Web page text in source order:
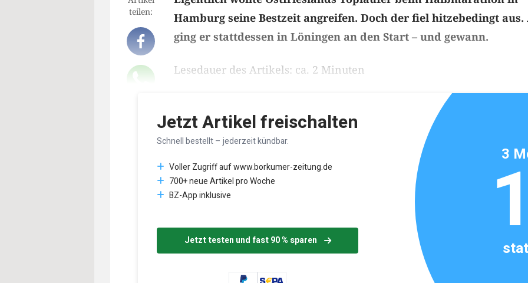
teilen:
Hamburg seine Bestzeit angreifen. Doch der fiel hitzebedingt aus.
ging er stattdessen in Löningen an den Start – und gewann.
Lesedauer des Artikels: ca. 2 Minuten
Jetzt Artikel freischalten
Schnell bestellt – jederzeit kündbar.
Voller Zugriff auf www.borkumer-zeitung.de
700+ neue Artikel pro Woche
BZ-App inklusive
Jetzt testen und fast 90 % sparen
3